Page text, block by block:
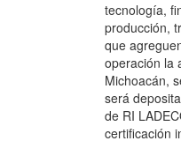
tecnología,
producción,
que
operación la
Michoacán,
será
de RI
certificación